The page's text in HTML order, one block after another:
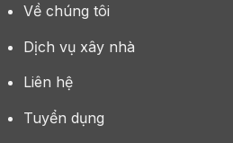
Về chúng tôi
Dịch vụ xây nhà
Liên hệ
Tuyển dụng